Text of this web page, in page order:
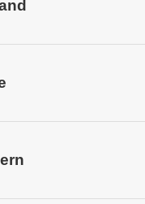
offene Wiesen
liegen wie
Kulisse zu
erkennen